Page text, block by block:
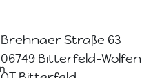
Brehnaer Straße 63
06749 Bitterfeld-Wolfen